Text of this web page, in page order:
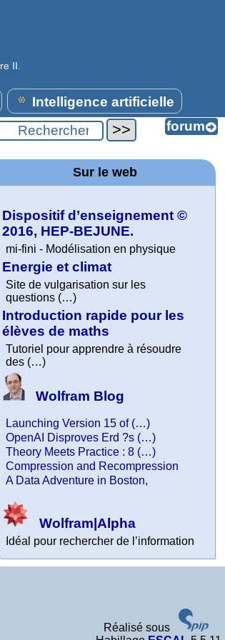
II.
Intelligence artificielle
Sur le web
Dispositif d’enseignement ©
2016, HEP-BEJUNE.
mi-fini - Modélisation en physique
Energie et climat
Site de vulgarisation sur les
questions (…)
Introduction rapide pour les
élèves de maths
Tutoriel pour apprendre à résoudre
des (…)
Wolfram Blog
Launching Version 15 of (…)
OpenAI Disproves Erd ?s (…)
Theory Meets Practice : 8 (…)
Compression and Recompression
A Data Adventure in Boston,
Wolfram|Alpha
Idéal pour rechercher de l’information
Réalisé sous